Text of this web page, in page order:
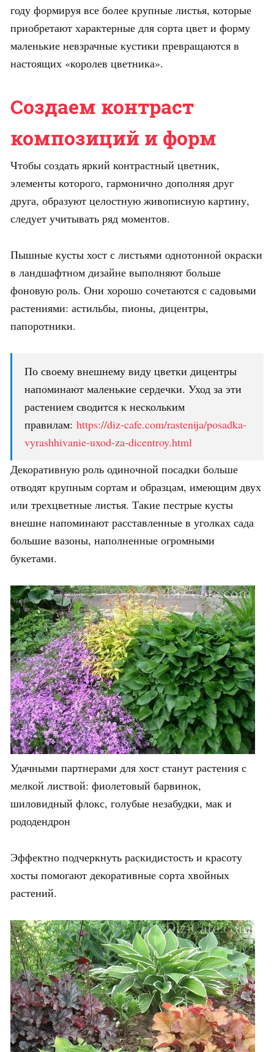
году формируя все более крупные листья, которые
приобретают характерные для сорта цвет и форму
маленькие невзрачные кустики превращаются в
настоящих «королев цветника».
Создаем контраст
композиций и форм
Чтобы создать яркий контрастный цветник,
элементы которого, гармонично дополняя друг
друга, образуют целостную живописную картину,
следует учитывать ряд моментов.
Пышные кусты хост с листьями однотонной окраски
в ландшафтном дизайне выполняют больше
фоновую роль. Они хорошо сочетаются с садовыми
растениями: астильбы, пионы, дицентры,
папоротники.
По своему внешнему виду цветки дицентры
напоминают маленькие сердечки. Уход за эти
растением сводится к нескольким
правилам: https://diz-cafe.com/rastenija/posadka-
vyrashhivanie-uxod-za-dicentroy.html
Декоративную роль одиночной посадки больше
отводят крупным сортам и образцам, имеющим двух
или трехцветные листья. Такие пестрые кусты
внешне напоминают расставленные в уголках сада
большие вазоны, наполненные огромными
букетами.
Удачными партнерами для хост станут растения с
мелкой листвой: фиолетовый барвинок,
шиловидный флокс, голубые незабудки, мак и
рододендрон
Эффектно подчеркнуть раскидистость и красоту
хосты помогают декоративные сорта хвойных
растений.